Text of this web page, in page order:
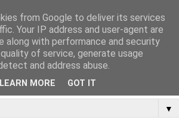
▼
from Google to deliver its services
Your IP address and user-agent are
along with performance and security
of service, generate usage
and address abuse.
LEARN MORE GOT IT